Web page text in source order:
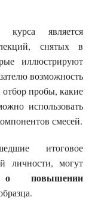
курса является
снятых в
иллюстрируют
возможность
отбор пробы, какие
использовать
смесей.
итоговое
личности, могут
о повышении